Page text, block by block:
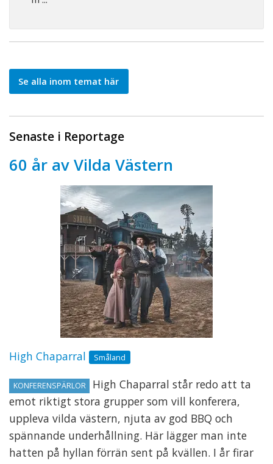
Se alla inom temat här
Senaste i Reportage
60 år av Vilda Västern
High Chaparral Småland
KONFERENSPÄRLOR
High Chaparral står redo att ta
emot riktigt stora grupper som vill konferera,
uppleva vilda västern, njuta av god BBQ och
spännande underhållning. Här lägger man inte
hatten på hyllan förrän sent på kvällen. I år firar